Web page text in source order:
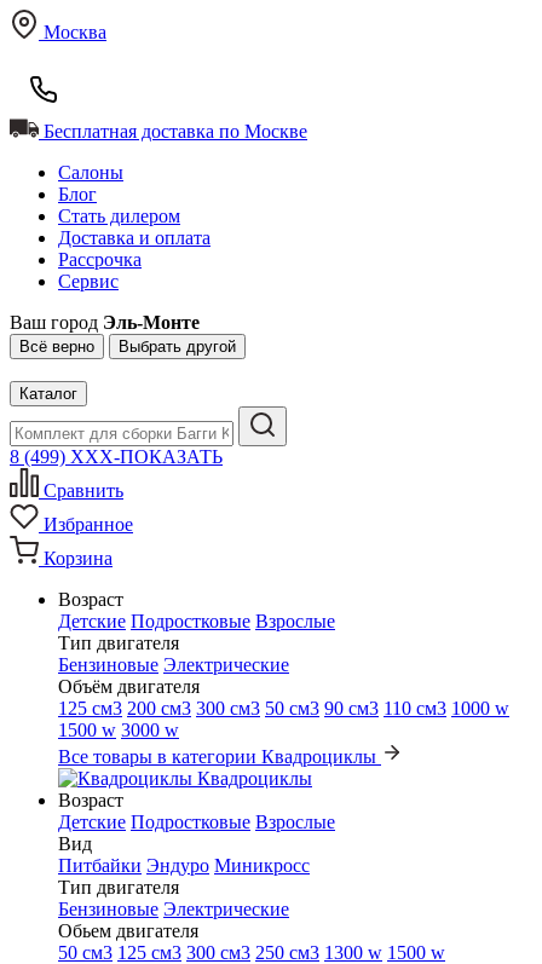
Москва
Бесплатная доставка по Москве
Салоны
Блог
Стать дилером
Доставка и оплата
Рассрочка
Сервис
Ваш город Эль-Монте
Всё верно Выбрать другой
Каталог
8 (499) XXX-ПОКАЗАТЬ
Сравнить
Избранное
Корзина
Возраст
Детские Подростковые Взрослые
Тип двигателя
Бензиновые Электрические
Объём двигателя
125 см3 200 см3 300 см3 50 см3 90 см3 110 см3 1000 w
1500 w 3000 w
Все товары в категории Квадроциклы
Квадроциклы
Возраст
Детские Подростковые Взрослые
Вид
Питбайки Эндуро Миникросс
Тип двигателя
Бензиновые Электрические
Обьем двигателя
50 см3 125 см3 300 см3 250 см3 1300 w 1500 w